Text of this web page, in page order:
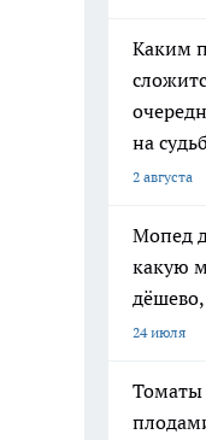
Каким
на
2 августа
Мопед
какую
24 июля
Томаты